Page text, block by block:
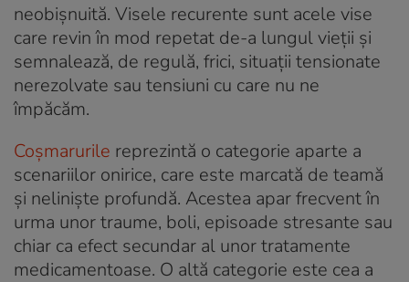
neobișnuită. Visele recurente sunt acele vise
care revin în mod repetat de-a lungul vieții și
semnalează, de regulă, frici, situații tensionate
nerezolvate sau tensiuni cu care nu ne
împăcăm.
Coșmarurile reprezintă o categorie aparte a
scenariilor onirice, care este marcată de teamă
și neliniște profundă. Acestea apar frecvent în
urma unor traume, boli, episoade stresante sau
chiar ca efect secundar al unor tratamente
medicamentoase. O altă categorie este cea a